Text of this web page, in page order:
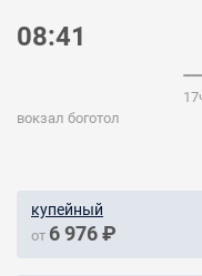
08:41
вокзал боготол
купейный
от 6 976 ₽